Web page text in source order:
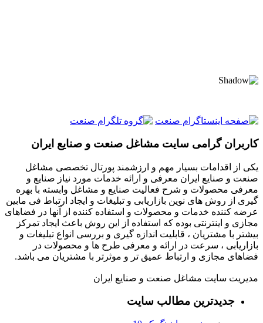
کاربران گرامی سایت مشاغل صنعت و صنایع ایران
یکی از اقدامات بسیار مهم و ارزشمند پورتال تخصصی مشاغل
صنعت و صنایع ایران معرفی و ارائه خدمات مورد نیاز صنایع و
معرفی محصولات و شرح فعالیت صنایع و مشاغل وابسته با بهره
گیری از روش های نوین بازاریابی و تبلیغات و ایجاد ارتباط فی مابین
عرضه کننده خدمات و محصولات و استفاده کننده از آنها در فضاهای
مجازی و اینترنتی بوده که استفاده از این روش باعث ایجاد تمرکز
بیشتر با مشتریان ، قابلیت اندازه گیری و بررسی انواع تبلیغات و
بازاریابی ، سرعت در ارائه و معرفی طرح ها و محصولات در
فضاهای مجازی و ارتباط عمیق تر و موثرتر با مشتریان می باشد.
مدیریت سایت مشاغل صنعت و صنایع ایران
جدیدترین مطالب سایت